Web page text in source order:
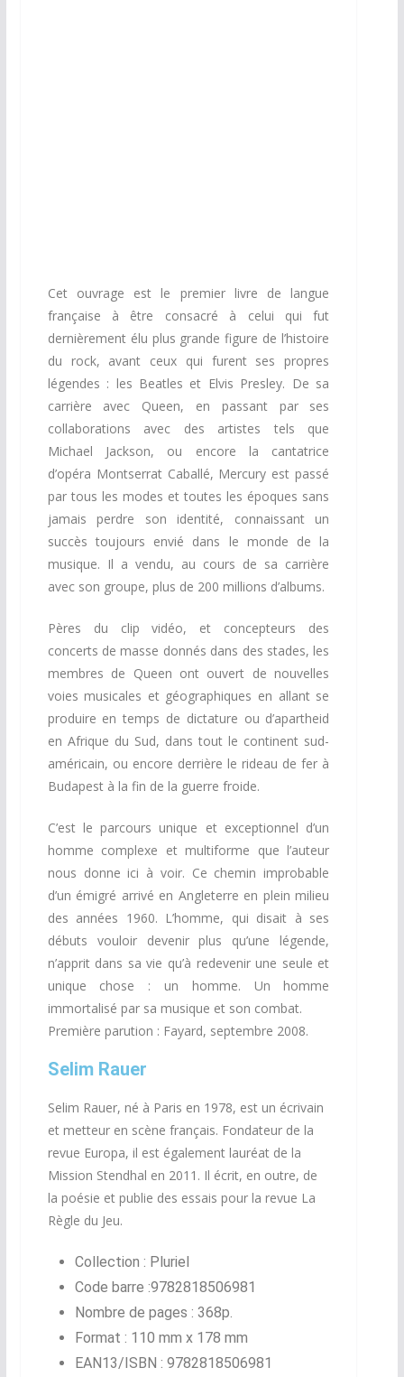
Cet ouvrage est le premier livre de langue
française à être consacré à
celui qui fut
dernièrement élu plus grande figure de l’histoire
du rock, avant ceux qui furent ses propres
légendes : les Beatles et Elvis Presley. De sa
carrière avec Queen, en passant par ses
collaborations
avec des artistes tels que
Michael Jackson, ou encore la
cantatrice
d’opéra Montserrat Caballé, Mercury est passé
par tous les modes et toutes les époques sans
jamais perdre son identité, connaissant
un
succès toujours envié dans le monde de la
musique. Il a vendu, au cours de sa carrière
avec son groupe, plus de 200 millions d’albums.
Pères du clip vidéo, et concepteurs des
concerts de masse donnés dans des stades, les
membres de Queen ont ouvert de nouvelles
voies musicales et géographiques en allant se
produire en temps de dictature ou d’apartheid
en Afrique du Sud, dans tout le continent sud-
américain, ou encore derrière le rideau defer à
Budapest à la fin de la guerre froide.
C’est le parcours unique et exceptionnel d’un
homme complexe et multiforme que l’auteur
nous donne ici à voir. Ce chemin improbable
d’un émigré arrivé en Angleterre en plein milieu
des années 1960. L’homme, qui disait à ses
débuts
vouloir devenir plus qu’une
légende,
n’apprit dans sa vie qu’à redevenir une seule et
unique chose :
un homme. Un homme
immortalisé par sa musique et son combat.
Première parution : Fayard, septembre 2008.
Selim Rauer
Selim Rauer, né à Paris en 1978, est un écrivain
et metteur en scène français. Fondateur de la
revue Europa, il est également lauréat de la
Mission Stendhal en 2011. Il écrit, en outre, de
la poésie et publie des essais pour la revue La
Règle du Jeu.
Collection : Pluriel
Code barre :9782818506981
Nombre de pages : 368p.
Format : 110 mm x 178 mm
EAN13/ISBN : 9782818506981